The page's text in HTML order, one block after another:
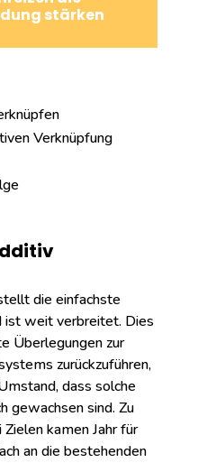
stärken
Verknüpfung
die einfachste
ist weit verbreitet. Dies
Überlegungen zur
zurückzuführen,
dass solche
gewachsen sind. Zu
kamen Jahr für
an die bestehenden